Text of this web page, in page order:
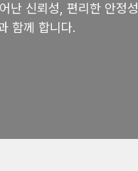
난 신뢰성, 편리한 안정성
함께 합니다.